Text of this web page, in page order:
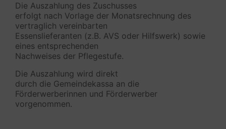
Die Auszahlung des Zuschusses
erfolgt nach Vorlage der Monatsrechnung des
vertraglich vereinbarten
Essenslieferanten (z.B. AVS oder Hilfswerk) sowie
eines entsprechenden
Nachweises der Pflegestufe.
Die Auszahlung wird direkt
durch die Gemeindekassa an die
Förderwerberinnen und Förderwerber
vorgenommen.